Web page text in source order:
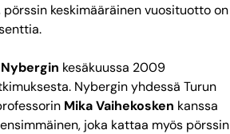
keskimääräinen vuosituotto on
kesäkuussa 2009
Nybergin yhdessä Turun
Mika Vaihekosken kanssa
joka kattaa myös pörssin